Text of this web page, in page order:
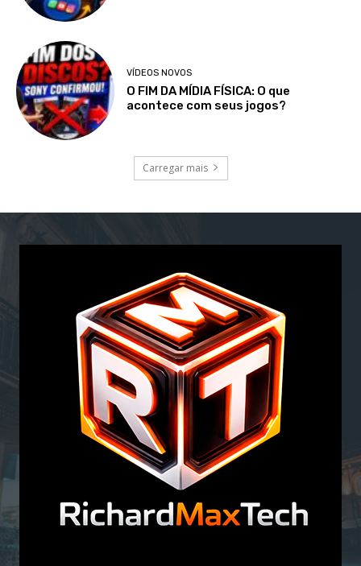
VÍDEOS NOVOS
O FIM DA MÍDIA FÍSICA: O que
acontece com seus jogos?
Carregar mais